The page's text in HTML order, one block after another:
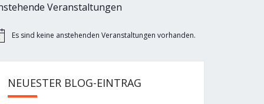
Veranstaltungen
Es sind keine anstehenden Veranstaltungen vorhanden.
NEUESTER BLOG-EINTRAG